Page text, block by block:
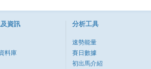
資訊
料庫
分析工具
速勢能量
賽日數據
初出馬介紹